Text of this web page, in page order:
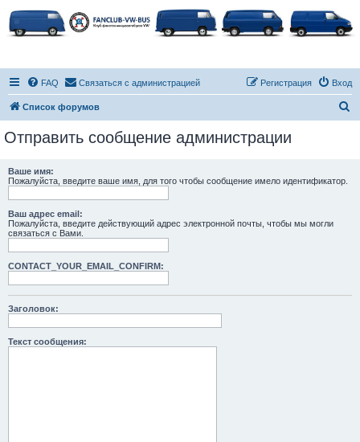
FAQ Связаться с администрацией Вход
Регистрация
Список форумов
Отправить сообщение администрации
Ваше имя:
Пожалуйста, введите ваше имя, для того чтобы сообщение имело идентификатор.
Ваш адрес email:
Пожалуйста, введите действующий адрес электронной почты, чтобы мы могли
связаться с Вами.
CONTACT_YOUR_EMAIL_CONFIRM:
Заголовок:
Текст сообщения: